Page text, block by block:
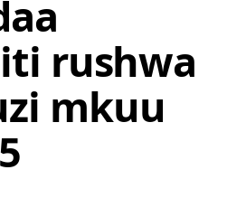
rushwa
mkuu